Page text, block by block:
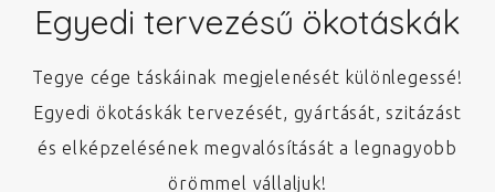
Egyedi tervezésű ökotáskák
Tegye cége táskáinak megjelenését különlegessé!
Egyedi ökotáskák tervezését, gyártását, szitázást
és elképzelésének megvalósítását a legnagyobb
örömmel vállaljuk!